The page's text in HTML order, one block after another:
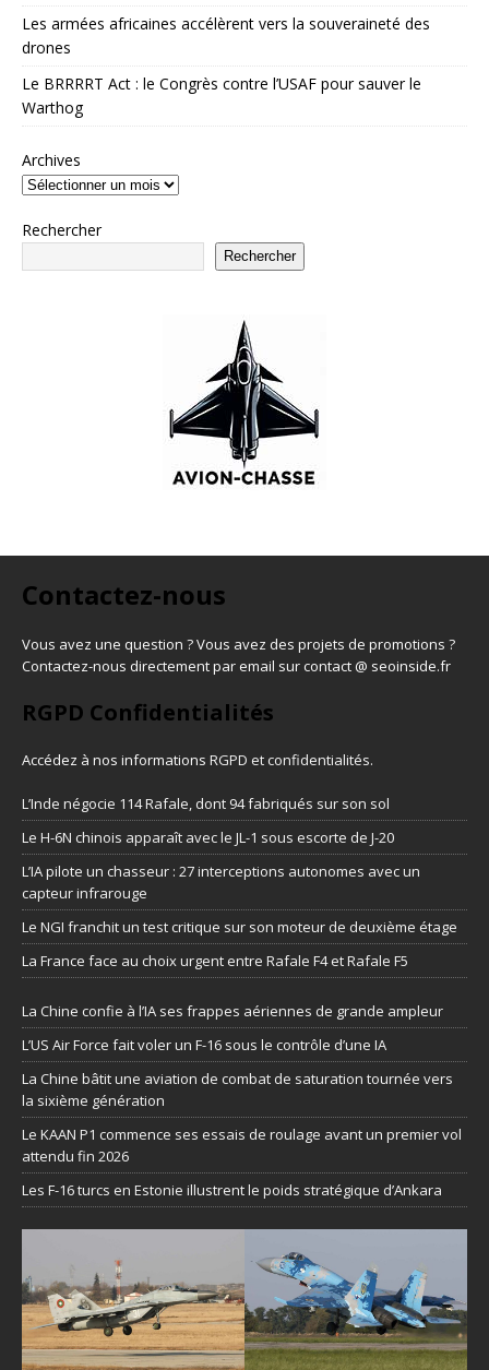
Les armées africaines accélèrent vers la souveraineté des
drones
Le BRRRRT Act : le Congrès contre l’USAF pour sauver le
Warthog
Archives
Rechercher
Rechercher
Contactez-nous
Vous avez une question ? Vous avez des projets de promotions ?
Contactez-nous directement par email sur contact @ seoinside.fr
RGPD Confidentialités
Accédez à nos informations RGPD et confidentialités.
L’Inde négocie 114 Rafale, dont 94 fabriqués sur son sol
Le H-6N chinois apparaît avec le JL-1 sous escorte de J-20
L’IA pilote un chasseur : 27 interceptions autonomes avec un
capteur infrarouge
Le NGI franchit un test critique sur son moteur de deuxième étage
La France face au choix urgent entre Rafale F4 et Rafale F5
La Chine confie à l’IA ses frappes aériennes de grande ampleur
L’US Air Force fait voler un F-16 sous le contrôle d’une IA
La Chine bâtit une aviation de combat de saturation tournée vers
la sixième génération
Le KAAN P1 commence ses essais de roulage avant un premier vol
attendu fin 2026
Les F-16 turcs en Estonie illustrent le poids stratégique d’Ankara